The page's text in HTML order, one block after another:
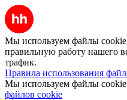
Мы используем файлы
правильную работу нашего
трафик.
Правила использования
Мы используем файлы
файлов cookie